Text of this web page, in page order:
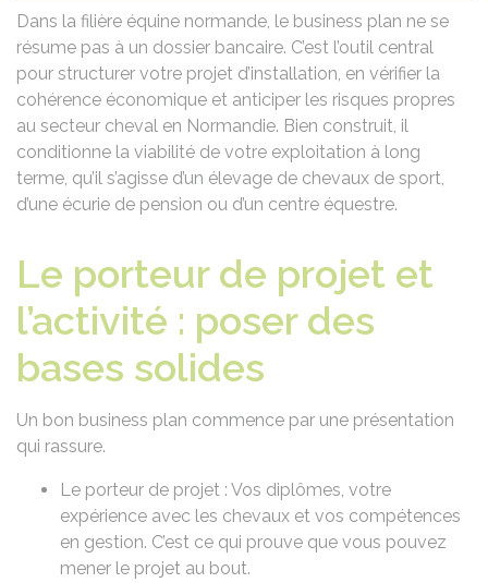
Dans la filière équine normande, le business plan ne se
résume pas à un dossier bancaire. C’est l’outil central
pour structurer votre projet d’installation, en vérifier la
cohérence économique et anticiper les risques propres
au secteur cheval en Normandie. Bien construit, il
conditionne la viabilité de votre exploitation à long
terme, qu’il s’agisse d’un élevage de chevaux de sport,
d’une écurie de pension ou d’un centre équestre.
Le porteur de projet et
l’activité : poser des
bases solides
Un bon business plan commence par une présentation
qui rassure.
Le porteur de projet : Vos diplômes, votre
expérience avec les chevaux et vos compétences
en gestion. C’est ce qui prouve que vous pouvez
mener le projet au bout.